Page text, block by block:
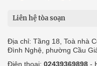
Liên hệ tòa soạn
Địa chỉ: Tầng 18, Toà nhà
Đình Nghệ, phường Cầu
Điện thoại: 02439369898 -